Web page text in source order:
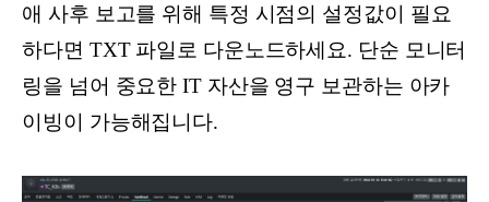
애 사후 보고를 위해 특정 시점의 설정값이 필요
하다면 TXT 파일로 다운노드하세요. 단순 모니터
링을 넘어 중요한 IT 자산을 영구 보관하는 아카
이빙이 가능해집니다.